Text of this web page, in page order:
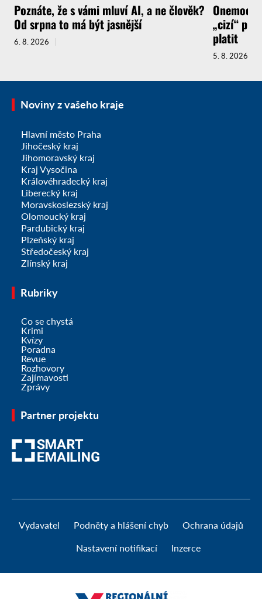
Poznáte, že s vámi mluví AI, a ne člověk?
Od srpna to má být jasnější
6. 8. 2026
„cizí“
platit
5. 8. 2026
Noviny z vašeho kraje
Hlavní město Praha
Jihočeský kraj
Jihomoravský kraj
Kraj Vysočina
Královéhradecký kraj
Liberecký kraj
Moravskoslezský kraj
Olomoucký kraj
Pardubický kraj
Plzeňský kraj
Středočeský kraj
Zlínský kraj
Rubriky
Co se chystá
Krimi
Kvízy
Poradna
Revue
Rozhovory
Zajímavosti
Zprávy
Partner projektu
Vydavatel Podněty a hlášení chyb Ochrana údajů
Nastavení notifikací Inzerce